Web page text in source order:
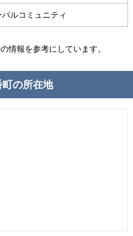
バルコミュニティ
情報を参考にしています。
の所在地